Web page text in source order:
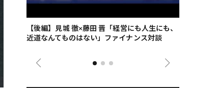
【後編】見城 徹×藤田 晋「経営にも人生にも、
近道なんてものはない」ファイナンス対談